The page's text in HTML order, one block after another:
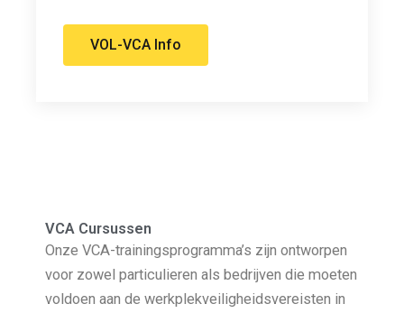
VOL-VCA Info
VCA Cursussen
Onze VCA-trainingsprogramma’s zijn ontworpen
voor zowel particulieren als bedrijven die moeten
voldoen aan de werkplekveiligheidsvereisten in